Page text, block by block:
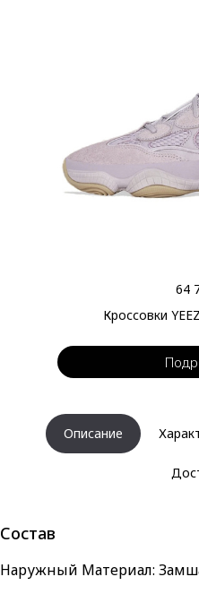
64
Кроссовки
Описание
Состав
Наружный Материал: